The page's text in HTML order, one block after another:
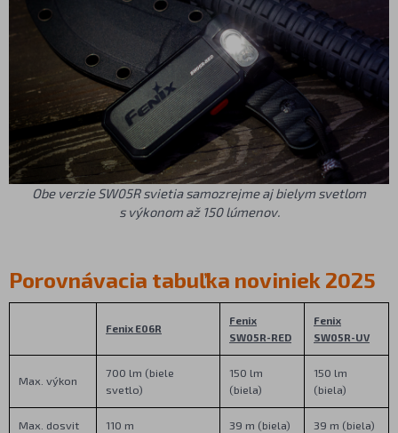
Obe verzie SW05R svietia samozrejme aj bielym svetlom
s výkonom až 150 lúmenov.
Porovnávacia tabuľka noviniek 2025
Fenix E06R
Fenix
SW05R-RED
Fenix
SW05R-UV
Max. výkon
700 lm (biele
svetlo)
150 lm
(biela)
150 lm
(biela)
Max. dosvit 110 m 39 m (biela) 39 m (biela)